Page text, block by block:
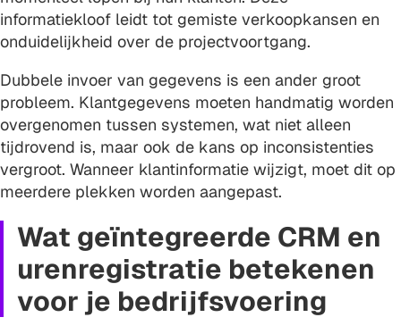
informatiekloof leidt tot gemiste verkoopkansen en
onduidelijkheid over de projectvoortgang.
Dubbele invoer van gegevens is een ander groot
probleem. Klantgegevens moeten handmatig worden
overgenomen tussen systemen, wat niet alleen
tijdrovend is, maar ook de kans op inconsistenties
vergroot. Wanneer klantinformatie wijzigt, moet dit op
meerdere plekken worden aangepast.
Wat geïntegreerde CRM en
urenregistratie betekenen
voor je bedrijfsvoering